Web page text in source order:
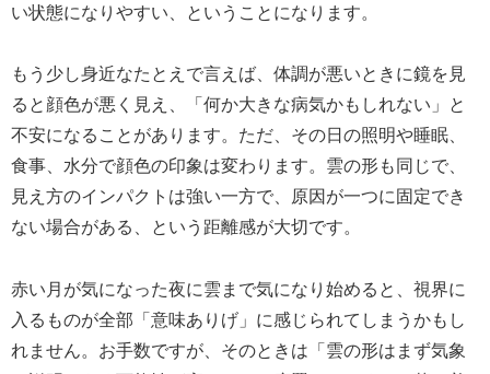
い状態になりやすい、ということになります。
もう少し身近なたとえで言えば、体調が悪いときに鏡を見
ると顔色が悪く見え、「何か大きな病気かもしれない」と
不安になることがあります。ただ、その日の照明や睡眠、
食事、水分で顔色の印象は変わります。雲の形も同じで、
見え方のインパクトは強い一方で、原因が一つに固定でき
ない場合がある、という距離感が大切です。
赤い月が気になった夜に雲まで気になり始めると、視界に
入るものが全部「意味ありげ」に感じられてしまうかもし
れません。お手数ですが、そのときは「雲の形はまず気象